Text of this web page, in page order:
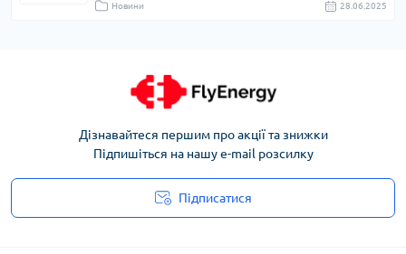
Новини 28.06.2025
Дізнавайтеся першим про акції та знижки
Підпишіться на нашу e-mail розсилку
Підписатися